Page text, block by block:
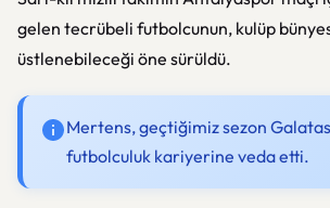
gelen tecrübeli futbolcunun, kulüp
üstlenebileceği öne sürüldü.
Mertens, geçtiğimiz sezon
futbolculuk kariyerine veda etti.